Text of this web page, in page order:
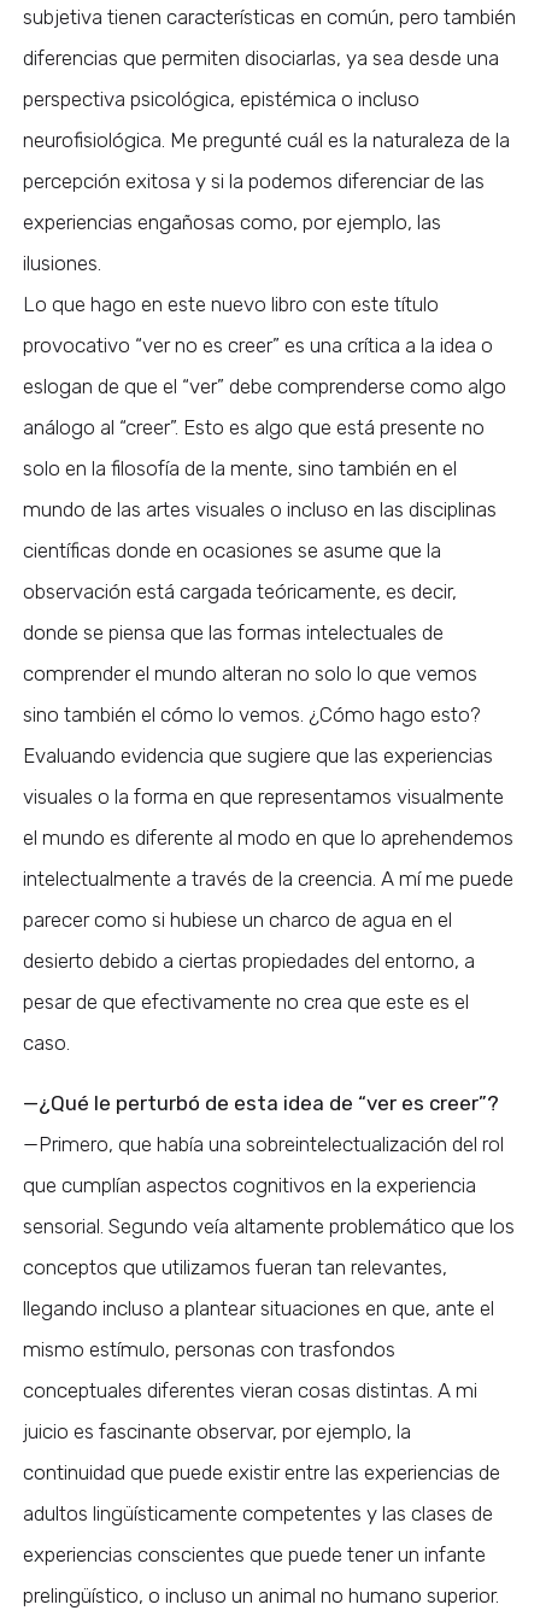
subjetiva tienen características en común, pero también
diferencias que permiten disociarlas, ya sea desde una
perspectiva psicológica, epistémica o incluso
neurofisiológica. Me pregunté cuál es la naturaleza de la
percepción exitosa y si la podemos diferenciar de las
experiencias engañosas como, por ejemplo, las
ilusiones.
Lo que hago en este nuevo libro con este título
provocativo “ver no es creer” es una crítica a la idea o
eslogan de que el “ver” debe comprenderse como algo
análogo al “creer”. Esto es algo que está presente no
solo en la filosofía de la mente, sino también en el
mundo de las artes visuales o incluso en las disciplinas
científicas donde en ocasiones se asume que la
observación está cargada teóricamente, es decir,
donde se piensa que las formas intelectuales de
comprender el mundo alteran no solo lo que vemos
sino también el cómo lo vemos. ¿Cómo hago esto?
Evaluando evidencia que sugiere que las experiencias
visuales o la forma en que representamos visualmente
el mundo es diferente al modo en que lo aprehendemos
intelectualmente a través de la creencia. A mí me puede
parecer como si hubiese un charco de agua en el
desierto debido a ciertas propiedades del entorno, a
pesar de que efectivamente no crea que este es el
caso.
—¿Qué le perturbó de esta idea de “ver es creer”?
—Primero, que había una sobreintelectualización del rol
que cumplían aspectos cognitivos en la experiencia
sensorial. Segundo veía altamente problemático que los
conceptos que utilizamos fueran tan relevantes,
llegando incluso a plantear situaciones en que, ante el
mismo estímulo, personas con trasfondos
conceptuales diferentes vieran cosas distintas. A mi
juicio es fascinante observar, por ejemplo, la
continuidad que puede existir entre las experiencias de
adultos lingüísticamente competentes y las clases de
experiencias conscientes que puede tener un infante
prelingüístico, o incluso un animal no humano superior.